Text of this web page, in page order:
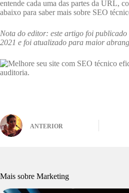
entende cada uma das partes da URL,
abaixo para saber mais sobre SEO
Nota do editor: este artigo foi
2021 e foi atualizado para maior
ANTERIOR
Mais sobre Marketing